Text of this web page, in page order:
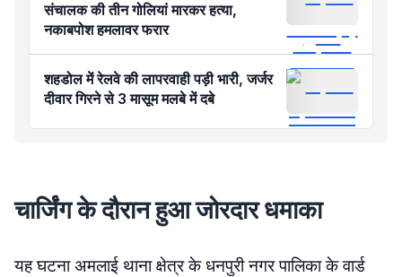
संचालक की तीन गोलियां मारकर हत्या,
नकाबपोश हमलावर फरार
शहडोल में रेलवे की लापरवाही पड़ी भारी, जर्जर
दीवार गिरने से 3 मासूम मलबे में दबे
चार्जिंग के दौरान हुआ जोरदार धमाका
यह घटना अमलाई थाना क्षेत्र के धनपुरी नगर पालिका के वार्ड